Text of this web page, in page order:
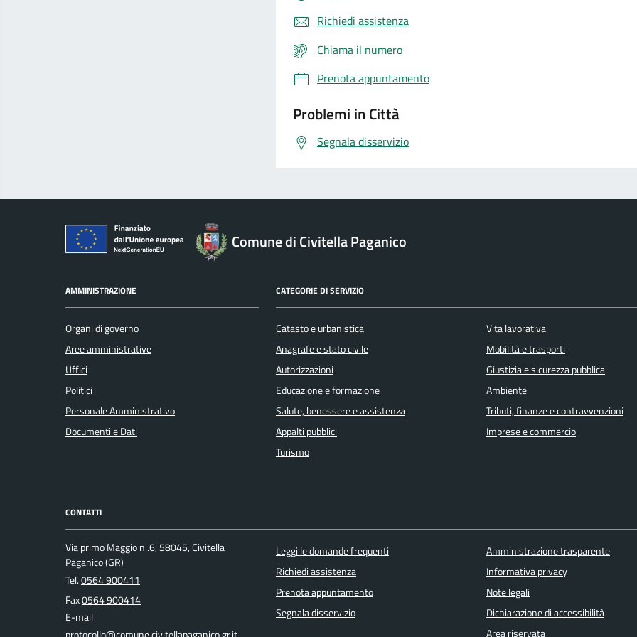
Richiedi assistenza
Chiama il numero
Prenota appuntamento
Problemi in Città
Segnala disservizio
Comune di Civitella Paganico
AMMINISTRAZIONE
Organi di governo
Aree amministrative
Uffici
Politici
Personale Amministrativo
Documenti e Dati
CATEGORIE DI SERVIZIO
Catasto e urbanistica
Anagrafe e stato civile
Autorizzazioni
Educazione e formazione
Salute, benessere e assistenza
Appalti pubblici
Turismo
Vita lavorativa
Mobilità e trasporti
Giustizia e sicurezza pubblica
Ambiente
Tributi, finanze e contravvenzioni
Imprese e commercio
CONTATTI
Via primo Maggio n .6, 58045, Civitella
Paganico (GR)
Tel.0564 900411
Fax0564 900414
E-mail
Leggi le domande frequenti
Richiedi assistenza
Prenota appuntamento
Segnala disservizio
Amministrazione trasparente
Informativa privacy
Note legali
Dichiarazione di accessibilità
Area riservata